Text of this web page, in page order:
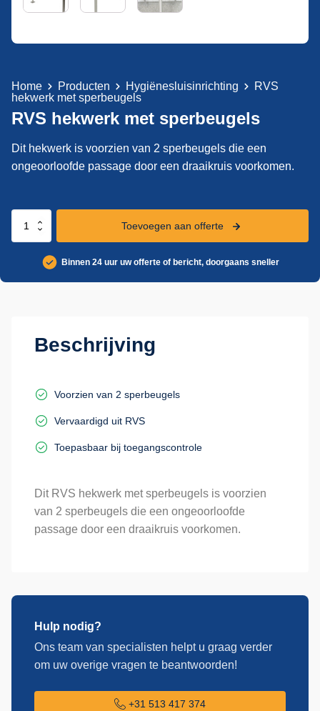
Home Producten Hygiënesluisinrichting
RVS
hekwerk met sperbeugels
RVS hekwerk met sperbeugels
Dit hekwerk is voorzien van 2 sperbeugels die een
ongeoorloofde passage door een draaikruis voorkomen.
RVS
sperbeugels
Toevoegen aan offerte
Binnen 24 uur uw offerte of bericht, doorgaans sneller
Beschrijving
Voorzien van 2 sperbeugels
Vervaardigd uit RVS
Toepasbaar bij toegangscontrole
Dit RVS hekwerk met sperbeugels is voorzien
van 2 sperbeugels die een ongeoorloofde
passage door een draaikruis voorkomen.
Hulp nodig?
Ons team van specialisten helpt u graag verder
om uw overige vragen te beantwoorden!
+31 513 417 374